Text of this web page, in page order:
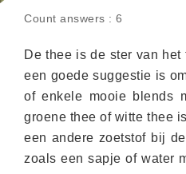
Count answers : 6
De thee is de ster van
een goede suggestie is
of enkele mooie blends
groene thee of witte thee
een andere zoetstof bij
zoals een sapje of water